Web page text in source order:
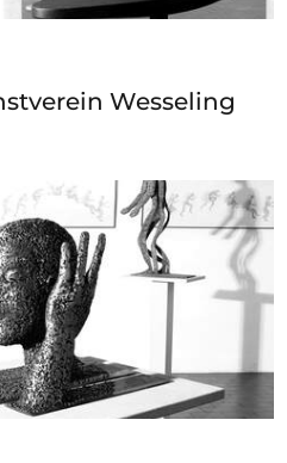
Wesseling